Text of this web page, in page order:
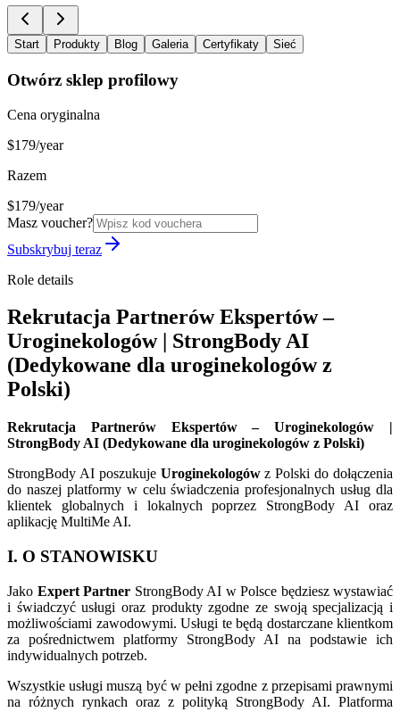
Start Produkty Blog Galeria Certyfikaty Sieć
Otwórz sklep profilowy
Cena oryginalna
$179/year
Razem
$179/year
Masz voucher?
Subskrybuj teraz
Role details
Rekrutacja Partnerów Ekspertów –
Uroginekologów | StrongBody AI
(Dedykowane dla uroginekologów z
Polski)
Rekrutacja Partnerów Ekspertów – Uroginekologów |
StrongBody AI (Dedykowane dla uroginekologów z Polski)
StrongBody AI poszukuje Uroginekologówz Polski do dołączenia
do naszej platformy w celu świadczenia profesjonalnych usług dla
klientek globalnych i lokalnych poprzez StrongBody AI oraz
aplikację MultiMe AI.
I. O STANOWISKU
Jako Expert Partner StrongBody AI w Polsce będziesz wystawiać
i świadczyć usługi oraz produkty zgodne ze swoją specjalizacją i
możliwościami zawodowymi. Usługi te będą dostarczane klientkom
za pośrednictwem platformy StrongBody AI na podstawie ich
indywidualnych potrzeb.
Wszystkie usługi muszą być w pełni zgodne z przepisami prawnymi
na różnych rynkach oraz z polityką StrongBody AI. Platforma